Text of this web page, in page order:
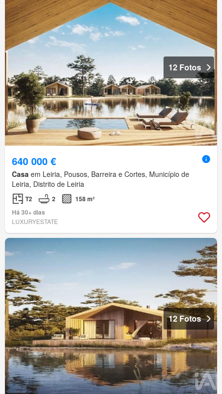
12 Fotos
640 000 €
Casa em Leiria, Pousos, Barreira e Cortes, Município de
Leiria, Distrito de Leiria
T2 2
158 m²
Há 30+ dias
LUXURYESTATE
12 Fotos